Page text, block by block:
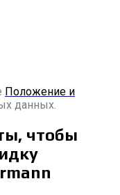
Положение и
данных.
чтобы